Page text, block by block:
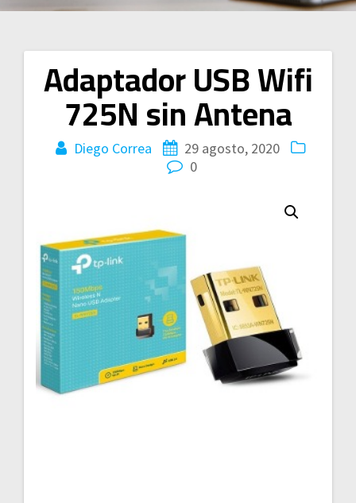
Adaptador USB Wifi
725N sin Antena
Diego Correa
29 agosto, 2020
0
Navegación
entradas